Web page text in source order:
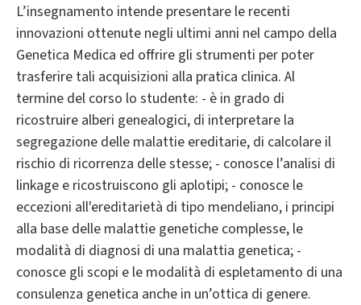
L’insegnamento intende presentare le recenti
innovazioni ottenute negli ultimi anni nel campo della
Genetica Medica ed offrire gli strumenti per poter
trasferire tali acquisizioni alla pratica clinica. Al
termine del corso lo studente: - è in grado di
ricostruire alberi genealogici, di interpretare la
segregazione delle malattie ereditarie, di calcolare il
rischio di ricorrenza delle stesse; - conosce l’analisi di
linkage e ricostruiscono gli aplotipi; - conosce le
eccezioni all'ereditarietà di tipo mendeliano, i principi
alla base delle malattie genetiche complesse, le
modalità di diagnosi di una malattia genetica; -
conosce gli scopi e le modalità di espletamento di una
consulenza genetica anche in un’ottica di genere.